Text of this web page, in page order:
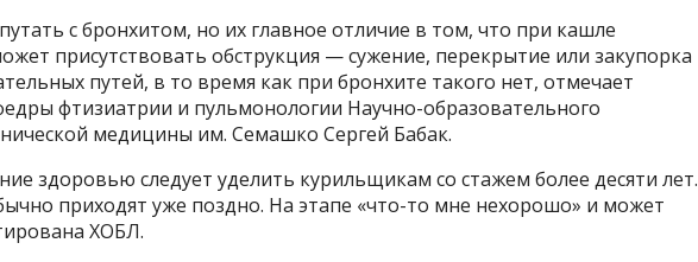
с бронхитом, но их главное отличие в том, что при кашле
присутствовать обструкция — сужение, перекрытие или закупорка
путей, в то время как при бронхите такого нет, отмечает
фтизиатрии и пульмонологии Научно-образовательного
медицины им. Семашко Сергей Бабак.
здоровью следует уделить курильщикам со стажем более десяти лет.
приходят уже поздно. На этапе «что-то мне нехорошо» и может
ХОБЛ.